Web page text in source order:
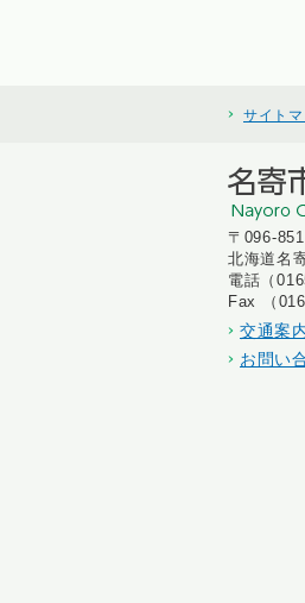
サイト
〒096-
北海道名
電話（
Fax （
交通案
お問い